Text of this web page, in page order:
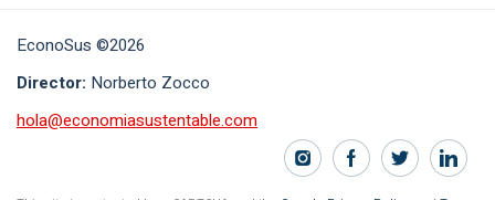
EconoSus ©2026
Director: Norberto Zocco
hola@economiasustentable.com